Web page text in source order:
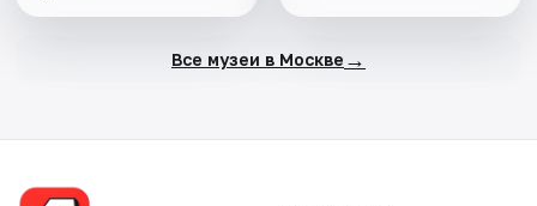
Все музеи в Москве →